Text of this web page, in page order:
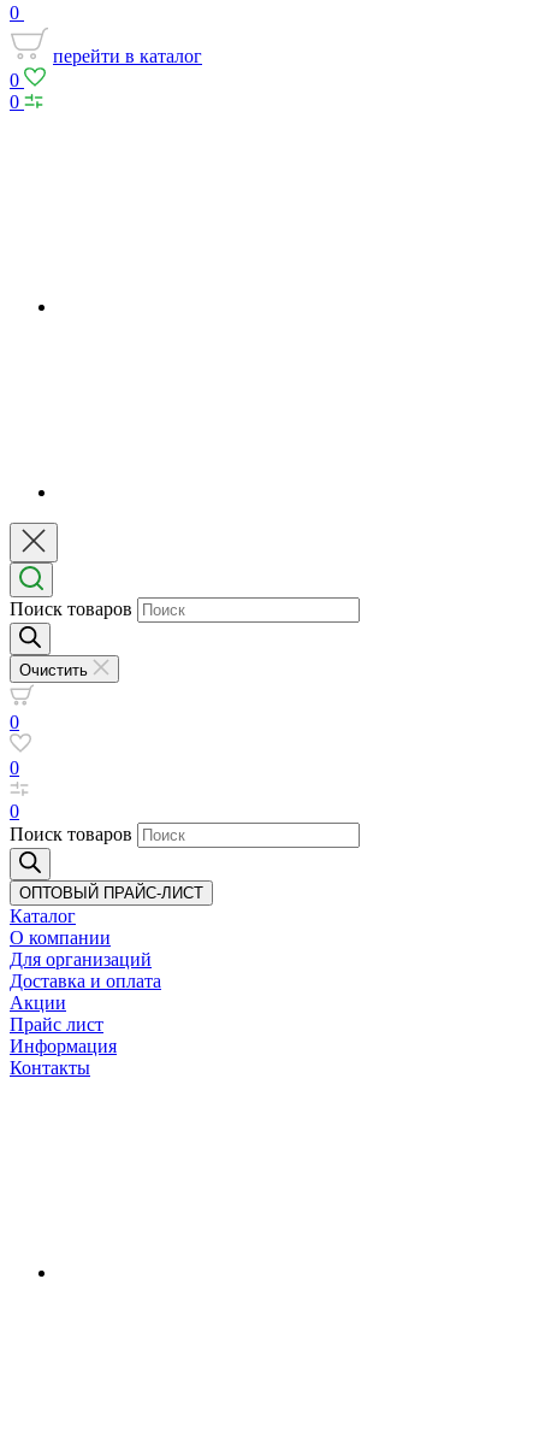
0
перейти в каталог
0
0
Поиск товаров
Очистить
0
0
0
Поиск товаров
ОПТОВЫЙ ПРАЙС-ЛИСТ
Каталог
О компании
Для организаций
Доставка и оплата
Акции
Прайс лист
Информация
Контакты